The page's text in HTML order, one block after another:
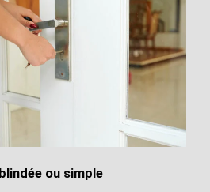
ou simple